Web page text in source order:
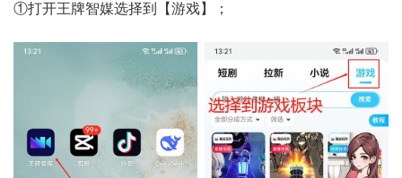
①打开王牌智媒选择到【游戏】；